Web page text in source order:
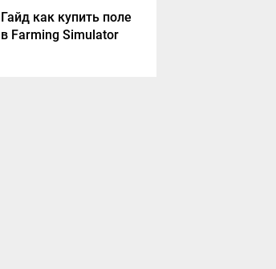
2017?
Гайд как купить поле
в Farming Simulator